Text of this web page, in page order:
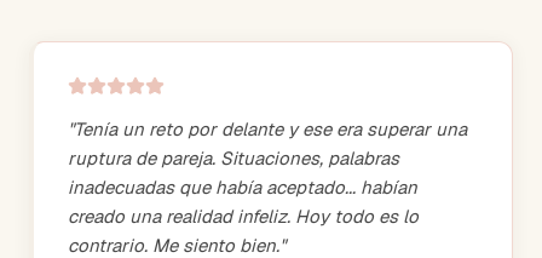
"Tenía un reto por delante y ese era superar una
ruptura de pareja. Situaciones, palabras
inadecuadas que había aceptado... habían
creado una realidad infeliz. Hoy todo es lo
contrario. Me siento bien."